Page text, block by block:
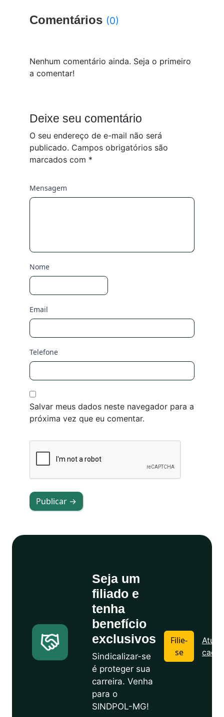
Comentários (0)
Nenhum comentário ainda. Seja o primeiro
a comentar!
Deixe seu comentário
O seu endereço de e-mail não será
publicado. Campos obrigatórios são
marcados com *
Mensagem
Nome
Email
Telefone
Salvar meus dados neste navegador para a
próxima vez que eu comentar.
Publicar →
Seja um
filiado e
tenha
benefício
exclusivos
Sindicalizar-se
é proteger sua
carreira. Venha
para o
SINDPOL-MG!
Filie-
se